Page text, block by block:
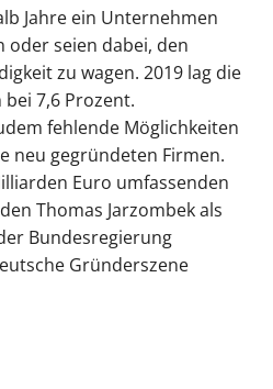
Jahre ein Unternehmen
oder seien dabei, den
zu wagen. 2019 lag die
7,6 Prozent.
fehlende Möglichkeiten
neu gegründeten Firmen.
Euro umfassenden
Thomas Jarzombek als
Bundesregierung
Gründerszene